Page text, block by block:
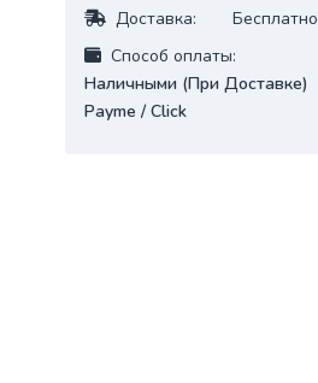
Доставка:
Бесплатно
Cпособ оплаты:
Наличными (При Доставке)
Payme / Click